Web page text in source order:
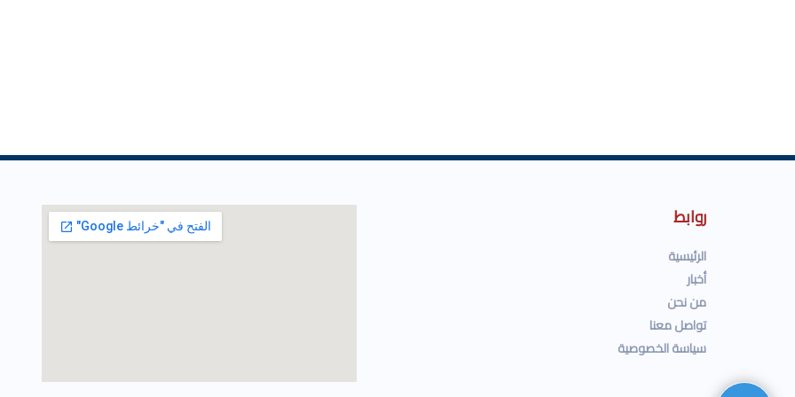
روابط
الرئيسية
أخبار
من نحن
تواصل معنا
سياسة الخصوصية